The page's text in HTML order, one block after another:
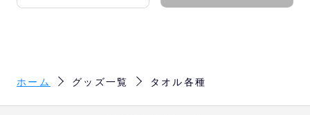
ホーム グッズ一覧 タオル各種